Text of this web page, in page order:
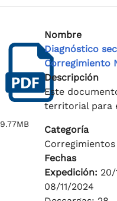
9.77MB
Nombre
Diagnóstico
Corregimiento
Descripción
Este
territorial para
Categoría
Fechas
Expedición: 20/
08/11/2024